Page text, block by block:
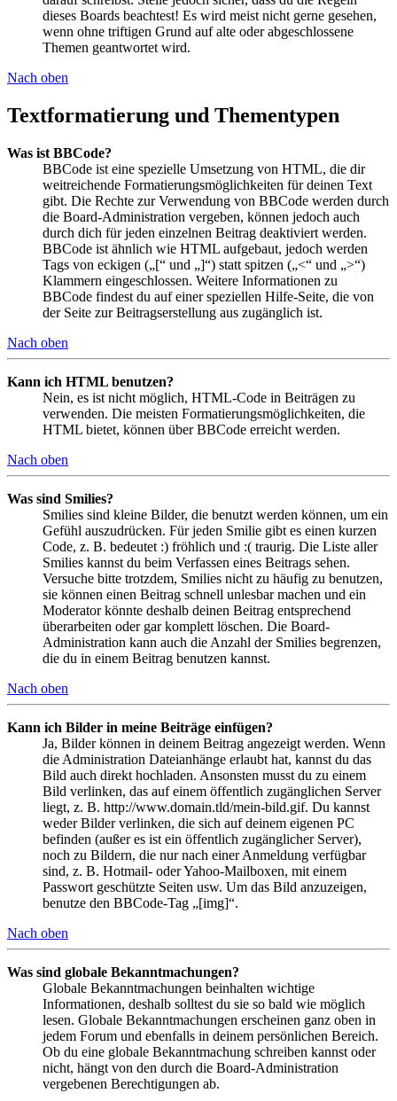
dieses Boards beachtest! Es wird meist nicht gerne gesehen,
wenn ohne triftigen Grund auf alte oder abgeschlossene
Themen geantwortet wird.
Nach oben
Textformatierung und Thementypen
Was ist BBCode?
BBCode ist eine spezielle Umsetzung von HTML, die dir
weitreichende Formatierungsmöglichkeiten für deinen Text
gibt. Die Rechte zur Verwendung von BBCode werden durch
die Board-Administration vergeben, können jedoch auch
durch dich für jeden einzelnen Beitrag deaktiviert werden.
BBCode ist ähnlich wie HTML aufgebaut, jedoch werden
Tags von eckigen („[“ und „]“) statt spitzen („<“ und „>“)
Klammern eingeschlossen. Weitere Informationen zu
BBCode findest du auf einer speziellen Hilfe-Seite, die von
der Seite zur Beitragserstellung aus zugänglich ist.
Nach oben
Kann ich HTML benutzen?
Nein, es ist nicht möglich, HTML-Code in Beiträgen zu
verwenden. Die meisten Formatierungsmöglichkeiten, die
HTML bietet, können über BBCode erreicht werden.
Nach oben
Was sind Smilies?
Smilies sind kleine Bilder, die benutzt werden können, um ein
Gefühl auszudrücken. Für jeden Smilie gibt es einen kurzen
Code, z. B. bedeutet :) fröhlich und :( traurig. Die Liste aller
Smilies kannst du beim Verfassen eines Beitrags sehen.
Versuche bitte trotzdem, Smilies nicht zu häufig zu benutzen,
sie können einen Beitrag schnell unlesbar machen und ein
Moderator könnte deshalb deinen Beitrag entsprechend
überarbeiten oder gar komplett löschen. Die Board-
Administration kann auch die Anzahl der Smilies begrenzen,
die du in einem Beitrag benutzen kannst.
Nach oben
Kann ich Bilder in meine Beiträge einfügen?
Ja, Bilder können in deinem Beitrag angezeigt werden. Wenn
die Administration Dateianhänge erlaubt hat, kannst du das
Bild auch direkt hochladen. Ansonsten musst du zu einem
Bild verlinken, das auf einem öffentlich zugänglichen Server
liegt, z. B. http://www.domain.tld/mein-bild.gif. Du kannst
weder Bilder verlinken, die sich auf deinem eigenen PC
befinden (außer es ist ein öffentlich zugänglicher Server),
noch zu Bildern, die nur nach einer Anmeldung verfügbar
sind, z. B. Hotmail- oder Yahoo-Mailboxen, mit einem
Passwort geschützte Seiten usw. Um das Bild anzuzeigen,
benutze den BBCode-Tag „[img]“.
Nach oben
Was sind globale Bekanntmachungen?
Globale Bekanntmachungen beinhalten wichtige
Informationen, deshalb solltest du sie so bald wie möglich
lesen. Globale Bekanntmachungen erscheinen ganz oben in
jedem Forum und ebenfalls in deinem persönlichen Bereich.
Ob du eine globale Bekanntmachung schreiben kannst oder
nicht, hängt von den durch die Board-Administration
vergebenen Berechtigungen ab.